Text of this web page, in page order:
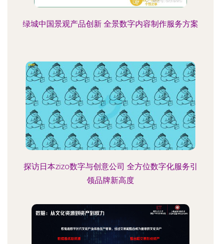
绿城中国景观产品创新 全景数字内容制作服务方案
探访日本zizo数字与创意公司 全方位数字化服务引
领品牌新高度